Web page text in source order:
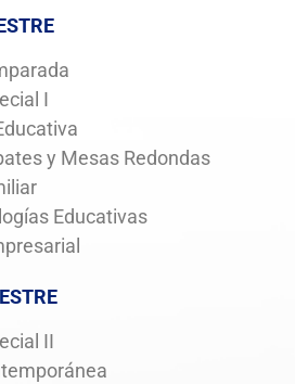
I
y Mesas Redondas
Educativas
II